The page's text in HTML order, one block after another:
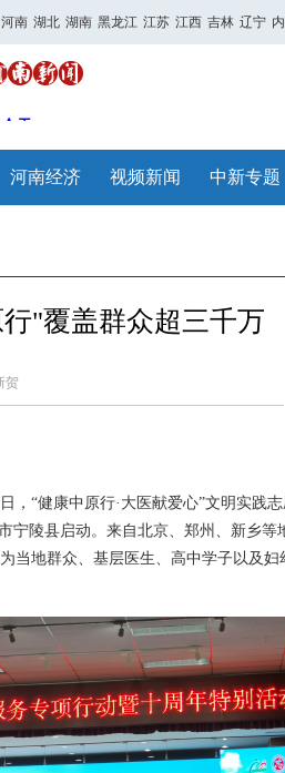
河南 湖北 湖南 黑龙江 江苏 江西 吉林 辽宁
河南经济 视频新闻 中新专题
"覆盖群众超三千万
贺
“健康中原行·大医献爱心”文明实践
宁陵县启动。来自北京、郑州、新乡等
当地群众、基层医生、高中学子以及妇